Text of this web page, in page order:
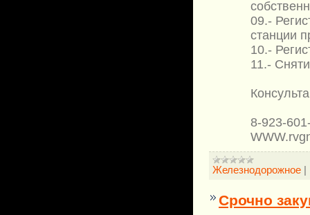
09.-
станции
10.-
11.-
8-923-
Железнодорожное |
Срочно